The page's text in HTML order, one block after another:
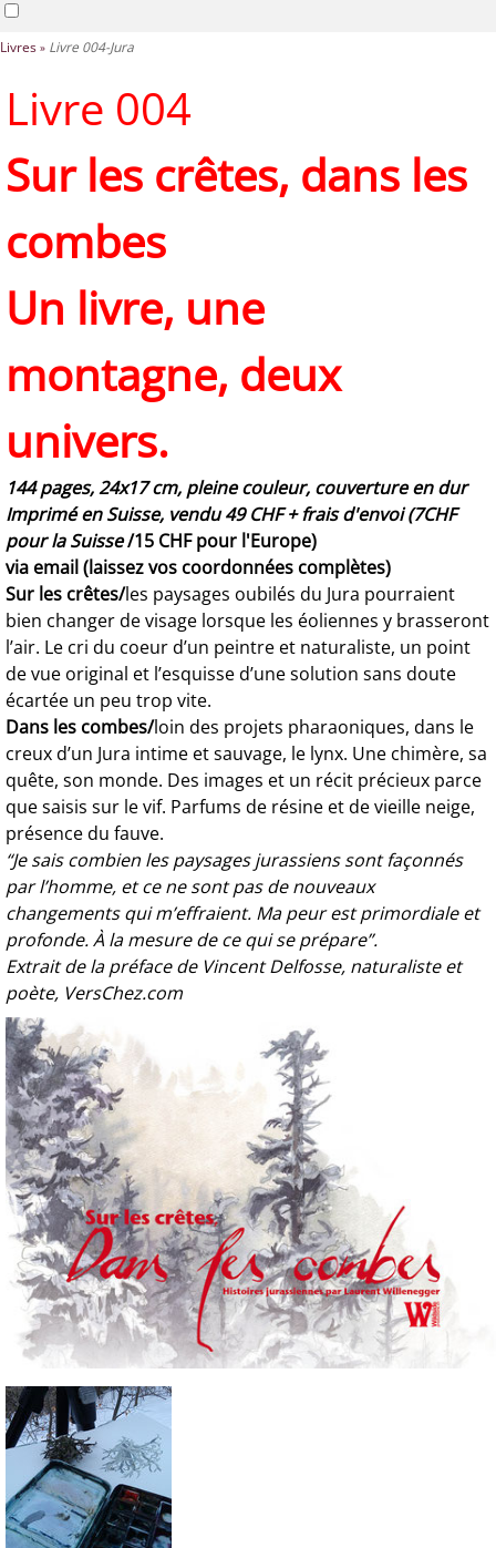
Livres Livre 004-Jura
Livre 004
Sur les crêtes, dans les
combes
Un livre, une
montagne, deux
univers.
144 pages, 24x17 cm, pleine couleur, couverture en dur
Imprimé en Suisse, vendu 49 CHF + frais d'envoi (7CHF
pour la Suisse/15 CHF pour l'Europe)
via email (laissez vos coordonnées complètes)
Sur les crêtes/les paysages oubilés du Jura pourraient
bien changer de visage lorsque les éoliennes y brasseront
l’air. Le cri du coeur d’un peintre et naturaliste, un point
de vue original et l’esquisse d’une solution sans doute
écartée un peu trop vite.
Dans les combes/loin des projets pharaoniques, dans le
creux d’un Jura intime et sauvage, le lynx. Une chimère, sa
quête, son monde. Des images et un récit précieux parce
que saisis sur le vif. Parfums de résine et de vieille neige,
présence du fauve.
“Je sais combien les paysages jurassiens sont façonnés
par l’homme, et ce ne sont pas de nouveaux
changements qui m’effraient. Ma peur est primordiale et
profonde. À la mesure de ce qui se prépare”.
Extrait de la préface de Vincent Delfosse, naturaliste et
poète, VersChez.com